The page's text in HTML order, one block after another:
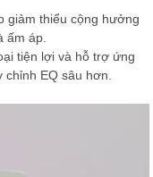
giảm thiểu cộng hưởng
ấm áp.
tiện lợi và hỗ trợ ứng
EQ sâu hơn.